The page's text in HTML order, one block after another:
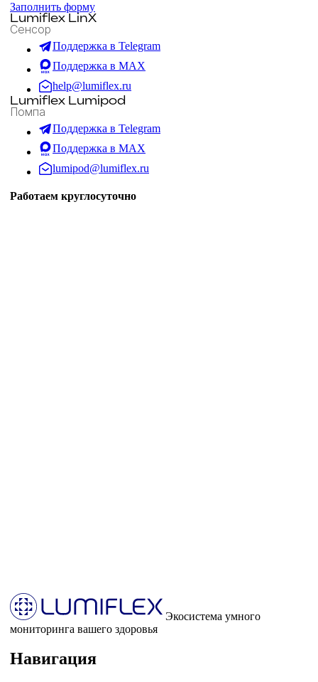
Заполнить форму
Lumiflex LinX
Сенсор
Поддержка в Telegram
Поддержка в MAX
help@lumiflex.ru
Lumiflex Lumipod
Помпа
Поддержка в Telegram
Поддержка в MAX
lumipod@lumiflex.ru
Работаем круглосуточно
Экосистема умного
мониторинга вашего здоровья
Навигация